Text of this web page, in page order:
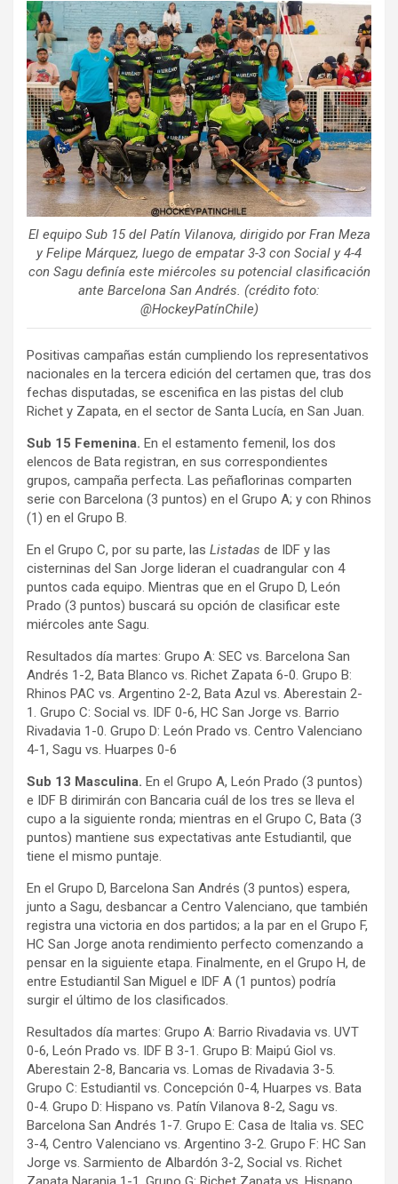
ce
b
o
o
k
tt
er
ail m
p
ar
tir
El equipo Sub 15 del Patín Vilanova, dirigido por Fran Meza
y Felipe Márquez, luego de empatar 3-3 con Social y 4-4
con Sagu definía este miércoles su potencial clasificación
ante Barcelona San Andrés. (crédito foto:
@HockeyPatínChile)
Positivas campañas están cumpliendo los representativos
nacionales en la tercera edición del certamen que, tras dos
fechas disputadas, se escenifica en las pistas del club
Richet y Zapata, en el sector de Santa Lucía, en San Juan.
Sub 15 Femenina. En el estamento femenil, los dos
elencos de Bata registran, en sus correspondientes
grupos, campaña perfecta. Las peñaflorinas comparten
serie con Barcelona (3 puntos) en el Grupo A; y con Rhinos
(1) en el Grupo B.
En el Grupo C, por su parte, las Listadas de IDF y las
cisterninas del San Jorge lideran el cuadrangular con 4
puntos cada equipo. Mientras que en el Grupo D, León
Prado (3 puntos) buscará su opción de clasificar este
miércoles ante Sagu.
Resultados día martes: Grupo A: SEC vs. Barcelona San
Andrés 1-2, Bata Blanco vs. Richet Zapata 6-0. Grupo B:
Rhinos PAC vs. Argentino 2-2, Bata Azul vs. Aberestain 2-
1. Grupo C: Social vs. IDF 0-6, HC San Jorge vs. Barrio
Rivadavia 1-0. Grupo D: León Prado vs. Centro Valenciano
4-1, Sagu vs. Huarpes 0-6
Sub 13 Masculina. En el Grupo A, León Prado (3 puntos)
e IDF B dirimirán con Bancaria cuál de los tres se lleva el
cupo a la siguiente ronda; mientras en el Grupo C, Bata (3
puntos) mantiene sus expectativas ante Estudiantil, que
tiene el mismo puntaje.
En el Grupo D, Barcelona San Andrés (3 puntos) espera,
junto a Sagu, desbancar a Centro Valenciano, que también
registra una victoria en dos partidos; a la par en el Grupo F,
HC San Jorge anota rendimiento perfecto comenzando a
pensar en la siguiente etapa. Finalmente, en el Grupo H, de
entre Estudiantil San Miguel e IDF A (1 puntos) podría
surgir el último de los clasificados.
Resultados día martes: Grupo A: Barrio Rivadavia vs. UVT
0-6, León Prado vs. IDF B 3-1. Grupo B: Maipú Giol vs.
Aberestain 2-8, Bancaria vs. Lomas de Rivadavia 3-5.
Grupo C: Estudiantil vs. Concepción 0-4, Huarpes vs. Bata
0-4. Grupo D: Hispano vs. Patín Vilanova 8-2, Sagu vs.
Barcelona San Andrés 1-7. Grupo E: Casa de Italia vs. SEC
3-4, Centro Valenciano vs. Argentino 3-2. Grupo F: HC San
Jorge vs. Sarmiento de Albardón 3-2, Social vs. Richet